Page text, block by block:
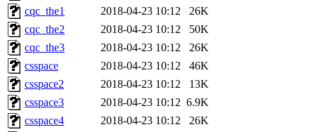
cqc_the1
2018-04-23 10:12
26K
cqc_the2
2018-04-23 10:12
50K
cqc_the3
2018-04-23 10:12
26K
csspace
2018-04-23 10:12
46K
csspace2
2018-04-23 10:12
13K
csspace3
2018-04-23 10:12 6.9K
csspace4
2018-04-23 10:12
26K